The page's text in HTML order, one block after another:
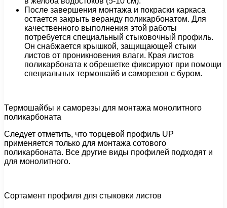
После завершения монтажа и покраски каркаса
остается закрыть веранду поликарбонатом. Для
качественного выполнения этой работы
потребуется специальный стыковочный профиль.
Он снабжается крышкой, защищающей стыки
листов от проникновения влаги. Края листов
поликарбоната к обрешетке фиксируют при помощи
специальных термошайб и саморезов с буром.
Термошайбы и саморезы для монтажа монолитного
поликарбоната
Следует отметить, что торцевой профиль UP
применяется только для монтажа сотового
поликарбоната. Все другие виды профилей подходят и
для монолитного.
Сортамент профиля для стыковки листов